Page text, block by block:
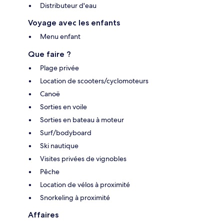
Distributeur d'eau
Voyage avec les enfants
Menu enfant
Que faire ?
Plage privée
Location de scooters/cyclomoteurs
Canoë
Sorties en voile
Sorties en bateau à moteur
Surf/bodyboard
Ski nautique
Visites privées de vignobles
Pêche
Location de vélos à proximité
Snorkeling à proximité
Affaires